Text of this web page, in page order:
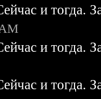
и тогда.
и тогда.
и тогда.